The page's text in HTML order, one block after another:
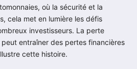
où la sécurité et la
cela met en lumière les défis
investisseurs. La perte
peut entraîner des pertes financières
cette histoire.